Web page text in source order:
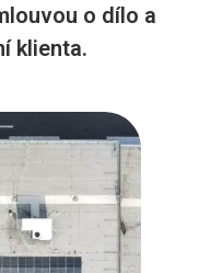
o dílo a
klienta.